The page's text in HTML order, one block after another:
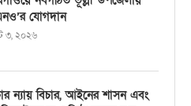
যোগদান
৩, ২০২৬
ন্যায় বিচার, আইনের শাসন এবং